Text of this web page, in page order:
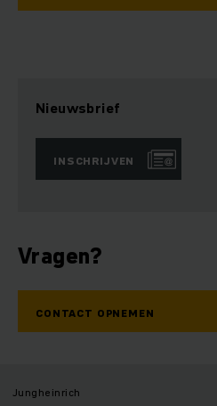
Nieuwsbrief
INSCHRIJVEN
Vragen?
CONTACT OPNEMEN
Jungheinrich